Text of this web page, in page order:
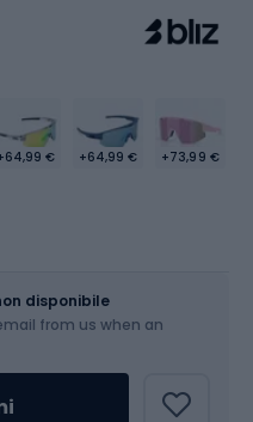
€ +64,99 € +73,99 €
disponibile
from us when an